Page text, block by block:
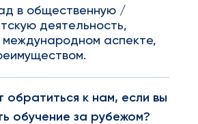
в общественную /
деятельность,
международном аспекте,
обратиться к нам, если вы
обучение за рубежом?